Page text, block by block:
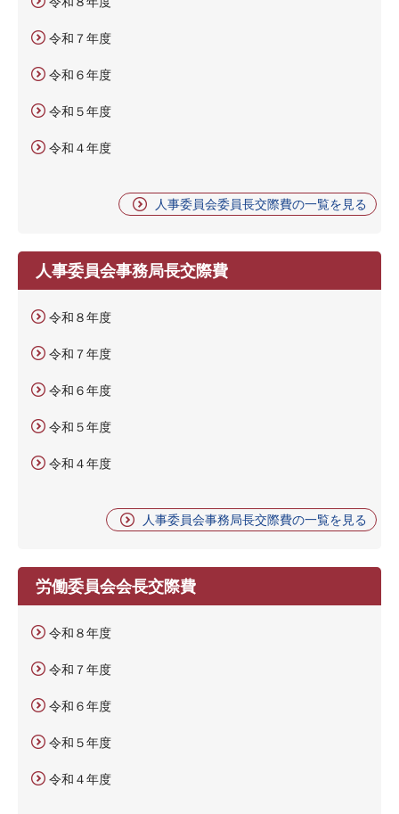
令和７年度
令和６年度
令和５年度
令和４年度
人事委員会委員長交際費の一覧を見る
人事委員会事務局長交際費
令和８年度
令和７年度
令和６年度
令和５年度
令和４年度
人事委員会事務局長交際費の一覧を見る
労働委員会会長交際費
令和８年度
令和７年度
令和６年度
令和５年度
令和４年度